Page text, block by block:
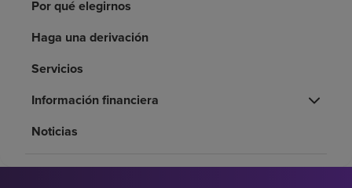
Pacientes y cuidadores
Recursos de salud
Buscar un centro
Por qué elegirnos
Haga una derivación
Servicios
Información financiera
Noticias